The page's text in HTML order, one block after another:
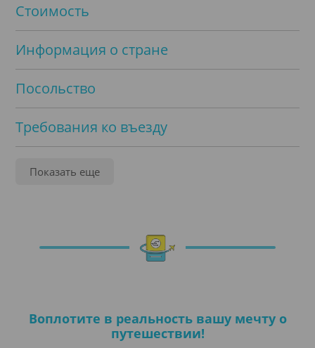
Стоимость
Информация о стране
Посольство
Требования ко въезду
Услуги
Легализация
Переводы
Показать еще
Воплотите в реальность вашу мечту о
путешествии!